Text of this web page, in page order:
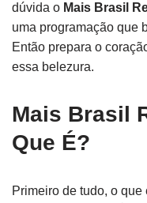
dúvida o Mais Brasil
uma programação que
Então prepara o
essa belezura.
Mais Brasil
Que É?
Primeiro de tudo, o que